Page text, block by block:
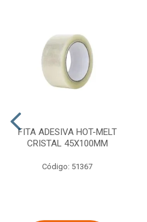
FITA ADESIVA HOT-MELT
CRISTAL 45X100MM
Código: 51367